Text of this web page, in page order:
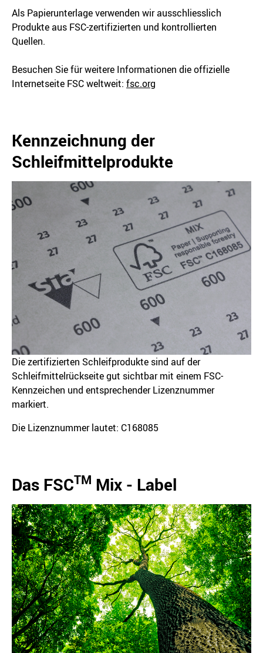
Als Papierunterlage verwenden wir ausschliesslich
Produkte aus FSC-zertifizierten und kontrollierten
Quellen.
Besuchen Sie für weitere Informationen die offizielle
Internetseite FSC weltweit: fsc.org
Kennzeichnung der
Schleifmittelprodukte
Die zertifizierten Schleifprodukte sind auf der
Schleifmittelrückseite gut sichtbar mit einem FSC-
Kennzeichen und entsprechender Lizenznummer
markiert.
Die Lizenznummer lautet: C168085
Das FSCTM Mix - Label